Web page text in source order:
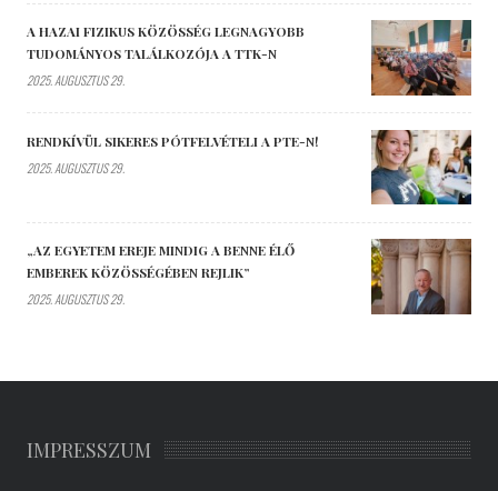
A HAZAI FIZIKUS KÖZÖSSÉG LEGNAGYOBB
TUDOMÁNYOS TALÁLKOZÓJA A TTK-N
2025. AUGUSZTUS 29.
RENDKÍVÜL SIKERES PÓTFELVÉTELI A PTE-N!
2025. AUGUSZTUS 29.
„AZ EGYETEM EREJE MINDIG A BENNE ÉLŐ
EMBEREK KÖZÖSSÉGÉBEN REJLIK”
2025. AUGUSZTUS 29.
IMPRESSZUM